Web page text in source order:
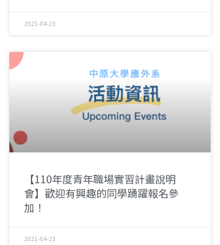
2021-04-23
【110年度青年職場實習計畫說明
會】歡迎有興趣的同學踴躍報名參
加！
2021-04-23